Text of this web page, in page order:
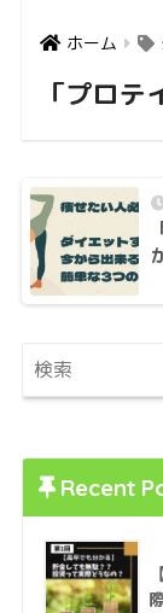
ホーム
「プロ
Recent